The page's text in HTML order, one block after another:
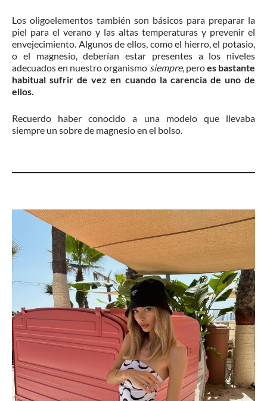
Los oligoelementos también son básicos para preparar la
piel para el verano y las altas temperaturas y prevenir el
envejecimiento. Algunos de ellos, como el hierro, el potasio,
o el magnesio, deberían estar presentes a los niveles
adecuados en nuestro organismo siempre, peroes bastante
habitual sufrir de vez en cuando la carencia de uno de
ellos.
Recuerdo haber conocido a una modelo que llevaba
siempre un sobre de magnesio en el bolso.